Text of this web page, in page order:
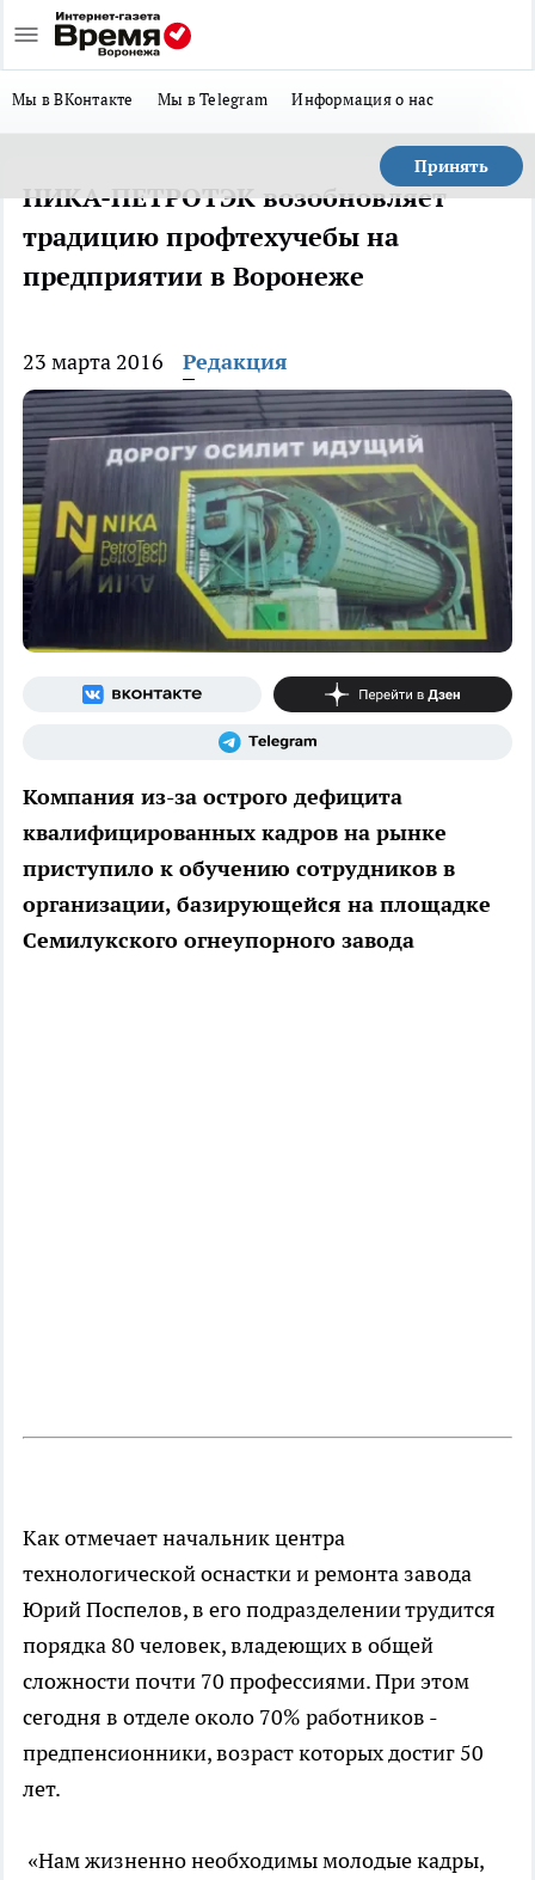
Мы в ВКонтакте Мы в Telegram Информация о нас
Принять
НИКА-ПЕТРОТЭК возобновляет
традицию профтехучебы на
предприятии в Воронеже
23 марта 2016 Редакция
Компания из-за острого дефицита
квалифицированных кадров на рынке
приступило к обучению сотрудников в
организации, базирующейся на площадке
Семилукского огнеупорного завода
Как отмечает начальник центра
технологической оснастки и ремонта завода
Юрий Поспелов, в его подразделении трудится
порядка 80 человек, владеющих в общей
сложности почти 70 профессиями. При этом
сегодня в отделе около 70% работников -
предпенсионники, возраст которых достиг 50
лет.
«Нам жизненно необходимы молодые кадры,